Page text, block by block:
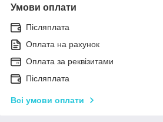
Умови оплати
Післяплата
Оплата на рахунок
Оплата за реквізитами
Післяплата
Всі умови оплати